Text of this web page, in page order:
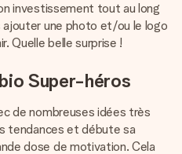
investissement tout au long
une photo et/ou le logo
Quelle belle surprise !
Super-héros
de nombreuses idées très
tendances et débute sa
dose de motivation. Cela